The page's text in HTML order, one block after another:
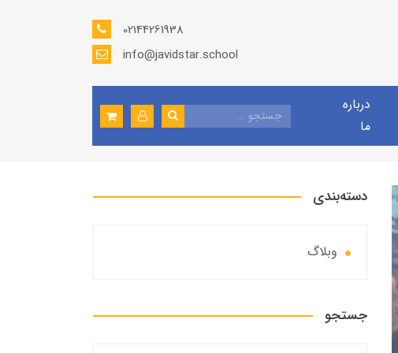
02144261938
info@javidstar.school
درباره
ما
دسته‌بندی
وبلاگ
جستجو